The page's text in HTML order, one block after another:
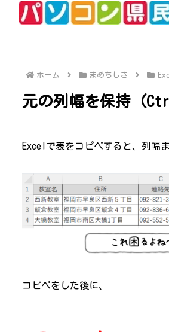
ホーム まめちしき
元の列幅を保持（
Excelで表をコピペすると、列幅
コピペをした後に、